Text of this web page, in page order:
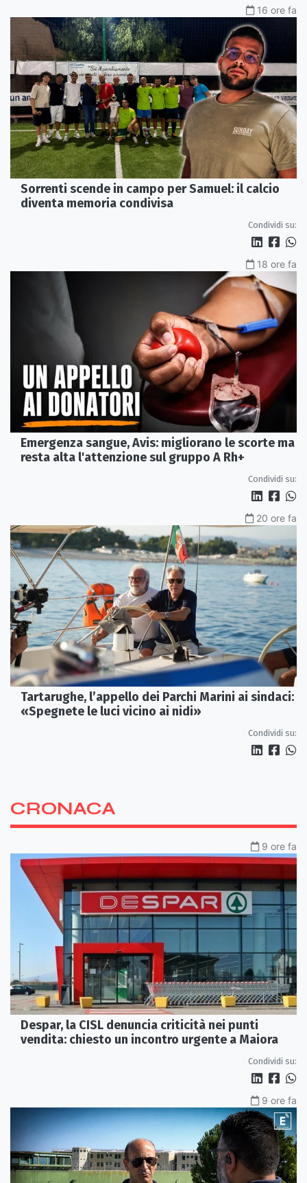
16 ore fa
Sorrenti scende in campo per Samuel: il calcio
diventa memoria condivisa
Condividi su:
18 ore fa
Emergenza sangue, Avis: migliorano le scorte ma
resta alta l'attenzione sul gruppo A Rh+
Condividi su:
20 ore fa
Tartarughe, l’appello dei Parchi Marini ai sindaci:
«Spegnete le luci vicino ai nidi»
Condividi su:
CRONACA
9 ore fa
Despar, la CISL denuncia criticità nei punti
vendita: chiesto un incontro urgente a Maiora
Condividi su:
9 ore fa